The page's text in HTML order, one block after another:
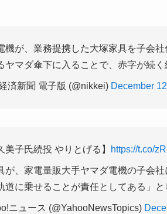
機が、業務提携した大塚家具を子会
ヤマダ傘下に入ることで、赤字が続く
済新聞 電子版 (@nikkei) December
美子氏続投 やりとげる】 https://t.co/
が、家電量販大手ヤマダ電機の子会
道に乗せることが責任としてある」
ニュース (@YahooNewsTopics)